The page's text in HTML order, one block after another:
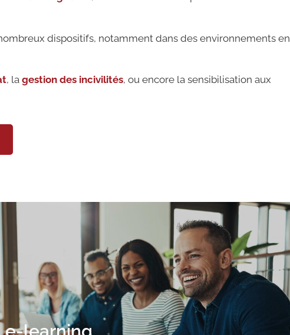
dispositifs, notamment dans des environnements en
, la gestion des incivilités, ou encore la sensibilisation aux